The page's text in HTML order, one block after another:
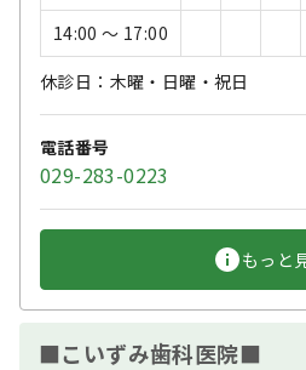
14:00 〜 17:00
休診日：木曜・日曜・祝日
電話番号
029-283-0223
もっと
■こいずみ歯科医院■